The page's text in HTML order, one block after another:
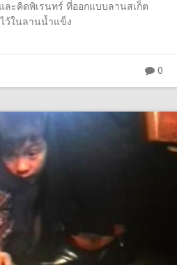
ะคิดพิเรนทร์ ที่ออกแบบลานสเก็ต
ว้ในลานน้ำแข็ง
0